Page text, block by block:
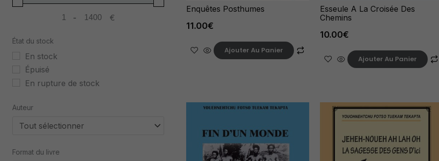
esclavage
kemmiou_tours
Linguistique
livres_pour_enfants
ouvrage_en_diffusion
produits
Minimum Price
-
Maximum Price
€
État du stock
En stock
Épuisé
En rupture de stock
Auteur
Format du livre
Enquêtes Posthumes
11.00€
Ajouter Au Panier
Esseule A La Croisée Des
Chemins
10.00€
Ajouter Au Panier